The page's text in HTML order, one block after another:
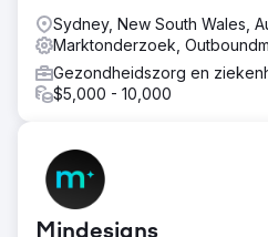
Sydney, New South Wales,
Marktonderzoek,
Gezondheidszorg en
$5,000 - 10,000
Mindesigns